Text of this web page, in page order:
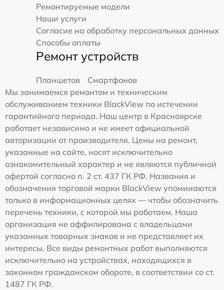
Ремонтируемые модели
Наши услуги
Согласие на обработку персональных данных
Способы оплаты
Ремонт устройств
Планшетов
Смартфонов
Мы занимаемся ремонтом и техническим
обслуживанием техники BlackView по истечении
гарантийного периода. Наш центр в Красноярске
работает независимо и не имеет официальной
авторизации от производителя. Цены на ремонт,
указанные на сайте, носят исключительно
ознакомительный характер и не являются публичной
офертой согласно п. 2 ст. 437 ГК РФ. Названия и
обозначения торговой марки BlackView упоминаются
только в информационных целях — чтобы обозначить
перечень техники, с которой мы работаем. Наша
организация не аффилирована с владельцами
указанных товарных знаков и не представляет их
интересы. Все виды ремонтных работ выполняются
исключительно на устройствах, находящихся в
законном гражданском обороте, в соответствии со ст.
1487 ГК РФ.